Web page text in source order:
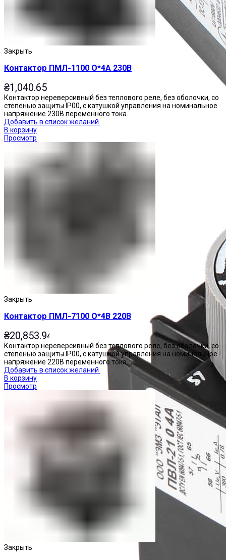
Закрыть
Контактор ПМЛ-1100 О*4А 230В
₴1,040.65
Контактор нереверсивный без теплового реле, без оболочки, со
степенью защиты IP00, с катушкой управления на номинальное
напряжение 230В переменного тока.
Добавить в список желаний
В корзину
Просмотр
Закрыть
Контактор ПМЛ-7100 О*4В 220В
₴20,853.94
Контактор нереверсивный без теплового реле, без оболочки, со
степенью защиты IP00, с катушкой управления на номинальное
напряжение 220В переменного тока.
Добавить в список желаний
В корзину
Просмотр
Закрыть